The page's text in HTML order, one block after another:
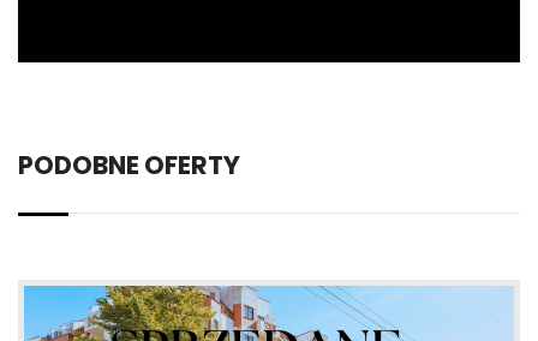
PODOBNE OFERTY